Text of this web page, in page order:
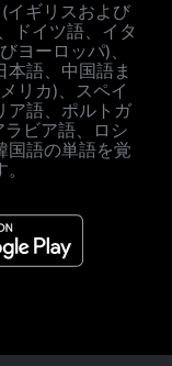
イギリスおよび
ドイツ語、イタ
ヨーロッパ)、
語、中国語ま
リカ)、スペイ
ア語、ポルトガ
ビア語、ロシ
国語の単語を覚